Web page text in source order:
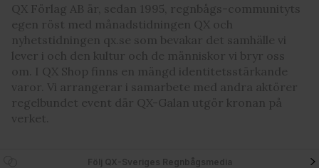
QX Förlag AB är, sedan 1995, regnbågs-communityts
egen röst med månadstidningen QX och
nyhetstidningen qx.se som bevakar det samhälle vi
lever i och den kultur och de människor vi bryr oss
om. I QX Shop finns en mängd identitetsstärkande
varor. Vi arrangerar i samarbete med andra aktörer
regelbundet event där QX-Galan utgör kronan på
verket.
Följ QX-Sveriges Regnbågsmedia